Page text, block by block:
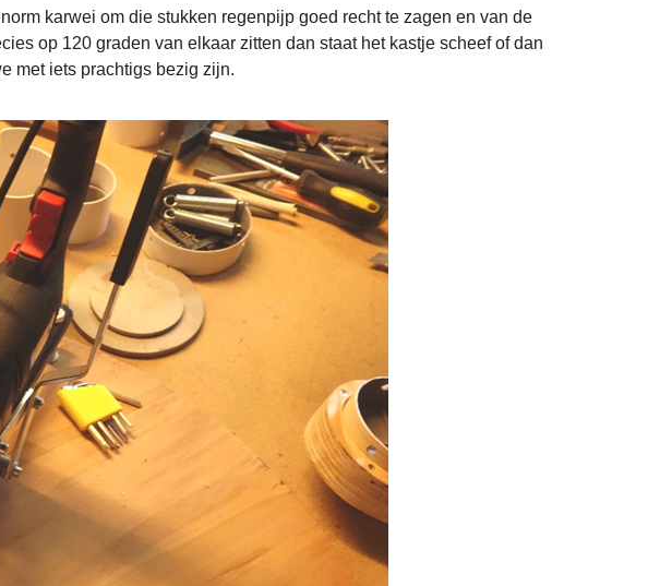
karwei om die stukken regenpijp goed recht te zagen en van de
op 120 graden van elkaar zitten dan staat het kastje scheef of dan
met iets prachtigs bezig zijn.